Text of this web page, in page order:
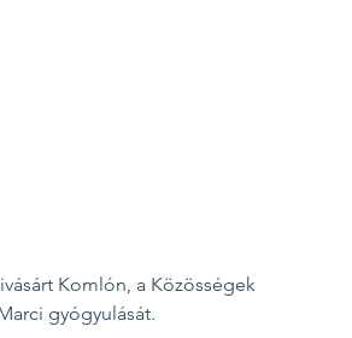
Komlón, a Közösségek
gyógyulását.